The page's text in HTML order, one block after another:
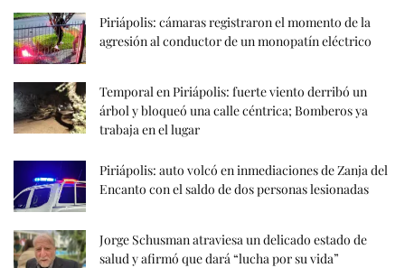
Piriápolis: cámaras registraron el momento de la
agresión al conductor de un monopatín eléctrico
Temporal en Piriápolis: fuerte viento derribó un
árbol y bloqueó una calle céntrica; Bomberos ya
trabaja en el lugar
Piriápolis: auto volcó en inmediaciones de Zanja del
Encanto con el saldo de dos personas lesionadas
Jorge Schusman atraviesa un delicado estado de
salud y afirmó que dará “lucha por su vida”